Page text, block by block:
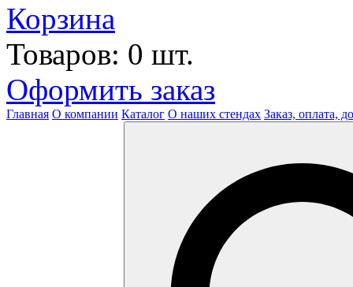
Корзина
Товаров: 0 шт.
Оформить заказ
Главная О компании Каталог О наших стендах Заказ, оплата,